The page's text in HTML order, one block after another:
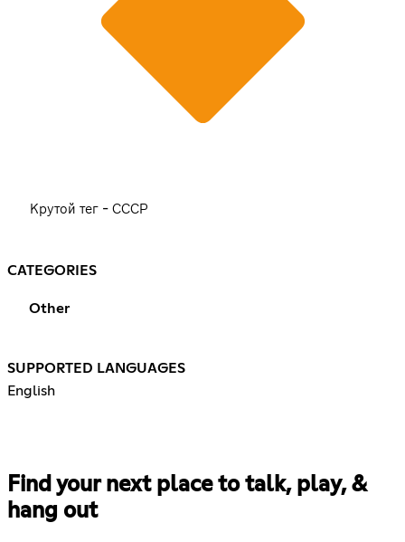
Крутой тег - СССР
CATEGORIES
Other
SUPPORTED LANGUAGES
English
Find your next place to talk, play, &
hang out